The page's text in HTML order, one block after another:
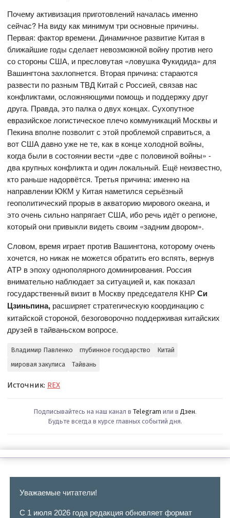
Почему активизация приготовлений началась именно
сейчас? На виду как минимум три основные причины.
Первая: фактор времени. Динамичное развитие Китая в
ближайшие годы сделает невозможной войну против него
со стороны США, и пресловутая «ловушка Фукидида» для
Вашингтона захлопнется. Вторая причина: стараются
развести по разным ТВД Китай с Россией, связав нас
конфликтами, осложняющими помощь и поддержку друг
друга. Правда, это палка о двух концах. Сухопутное
евразийское логистическое плечо коммуникаций Москвы и
Пекина вполне позволит с этой проблемой справиться, а
вот США давно уже не те, как в конце холодной войны,
когда были в состоянии вести «две с половиной войны» -
два крупных конфликта и один локальный. Ещё неизвестно,
кто раньше надорвётся. Третья причина: именно на
направлении ЮКМ у Китая наметился серьёзный
геополитический прорыв в акваторию мирового океана, и
это очень сильно напрягает США, ибо речь идёт о регионе,
который они привыкли видеть своим «задним двором».
Словом, время играет против Вашингтона, которому очень
хочется, но никак не можется обратить его вспять, вернув
АТР в эпоху однополярного доминирования. Россия
внимательно наблюдает за ситуацией и, как показал
государственный визит в Москву председателя КНРСи
Цзиньпина, расширяет стратегическую координацию с
китайской стороной, безоговорочно поддерживая китайских
друзей в тайваньском вопросе.
Владимир Павленко глубинное государство
Китай
мировая закулиса
Тайвань
Источник: REX
Подписывайтесь на наш канал в Telegram или в Дзен.
Будьте всегда в курсе главных событий дня.
Уважаемые читатели!
С 1 июля 2026 года редакция обновляет формат